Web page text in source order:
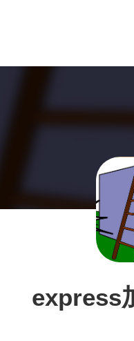
express